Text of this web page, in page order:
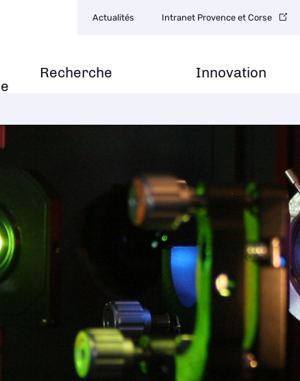
Recherche Innovation
secondaire
Actualités Intranet Provence et Corse